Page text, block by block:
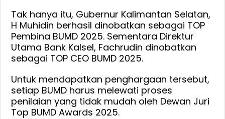
Tak hanya itu, Gubernur Kalimantan Selatan,
H Muhidin berhasil dinobatkan sebagai TOP
Pembina BUMD 2025. Sementara Direktur
Utama Bank Kalsel, Fachrudin dinobatkan
sebagai TOP CEO BUMD 2025.
Untuk mendapatkan penghargaan tersebut,
setiap BUMD harus melewati proses
penilaian yang tidak mudah oleh Dewan Juri
Top BUMD Awards 2025.